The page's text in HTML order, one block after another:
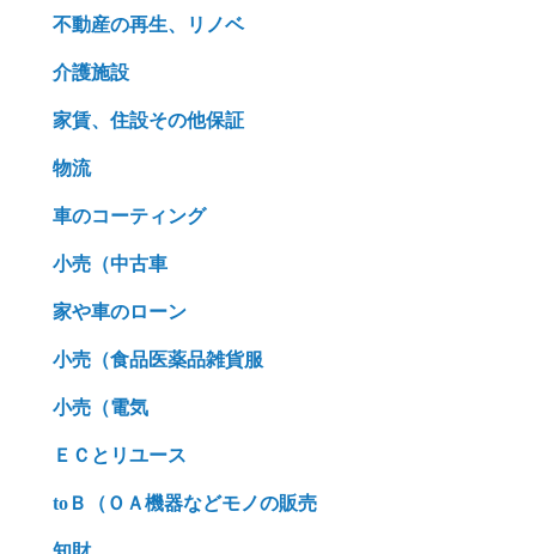
不動産の再生、リノベ
介護施設
家賃、住設その他保証
物流
車のコーティング
小売（中古車
家や車のローン
小売（食品医薬品雑貨服
小売（電気
ＥＣとリユース
toＢ（ＯＡ機器などモノの販売